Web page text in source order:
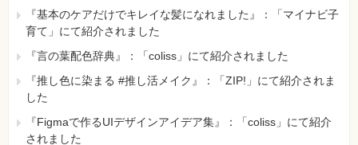
12-1 IPデータグラムの構成
12-2 IPのオプション
12-3 IPデータグラムの送信
12-3-1 IPデータグラムの組み立て
12-3-2 イーサネットで送信
12-4 IPアドレスとMACアドレス
12-4-2 ARPテーブル
12-5 ブロードキャストとマルチキャスト
『基本のケアだけでキレイな髪になれました』：「マイナビ子
育て」にて紹介されました
『言の葉配色辞典』：「coliss」にて紹介されました
『推し色に染まる #推し活メイク』：「ZIP!」にて紹介されま
した
『Figmaで作るUIデザインアイデア集』：「coliss」にて紹介
されました